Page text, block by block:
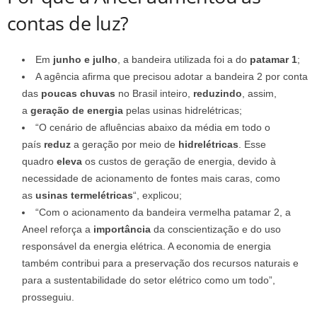
contas de luz?
Em junho e julho , a bandeira utilizada foi a do patamar 1;
A agência afirma que precisou adotar a bandeira 2 por conta
das poucas chuvas no Brasil inteiro, reduzindo , assim,
a geração de energia pelas usinas hidrelétricas;
“O cenário de afluências abaixo da média em todo o
país reduz a geração por meio de hidrelétricas . Esse
quadro eleva os custos de geração de energia, devido à
necessidade de acionamento de fontes mais caras, como
as usinas termelétricas“, explicou;
“Com o acionamento da bandeira vermelha patamar 2, a
Aneel reforça a importância da conscientização e do uso
responsável da energia elétrica. A economia de energia
também contribui para a preservação dos recursos naturais e
para a sustentabilidade do setor elétrico como um todo”,
prosseguiu.